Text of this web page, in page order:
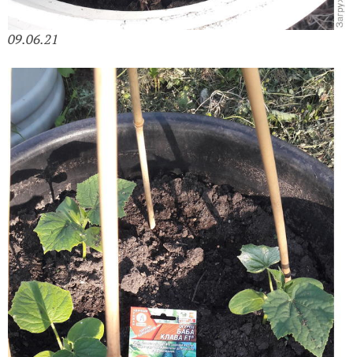
09.06.21